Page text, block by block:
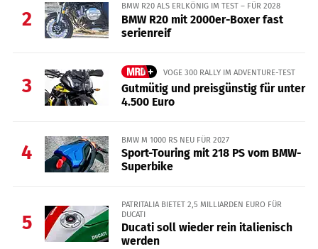
2
BMW R20 ALS ERLKÖNIG IM TEST – FÜR 2028
BMW R20 mit 2000er-Boxer fast
serienreif
3
VOGE 300 RALLY IM ADVENTURE-TEST
Gutmütig und preisgünstig für unter
4.500 Euro
4
BMW M 1000 RS NEU FÜR 2027
Sport-Touring mit 218 PS vom BMW-
Superbike
5
PATRITALIA BIETET 2,5 MILLIARDEN EURO FÜR
DUCATI
Ducati soll wieder rein italienisch
werden